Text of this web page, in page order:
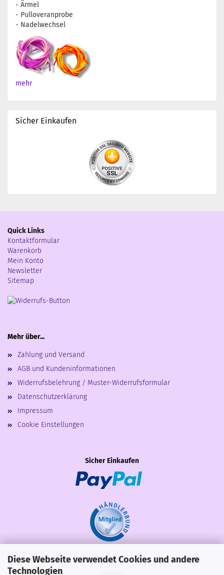
Diese Webseite verwendet Cookies und andere
Technologien
- Ärmel
- Pulloveranprobe
- Nadelwechsel
mehr
Sicher Einkaufen
Quick Links
Kontaktformular
Warenkorb
Mein Konto
Newsletter
Sitemap
Mehr über...
Zahlung und Versand
AGB und Kundeninformationen
Widerrufsbelehrung / Muster-Widerrufsformular
Datenschutzerklärung
Impressum
Cookie Einstellungen
Sicher Einkaufen
Share